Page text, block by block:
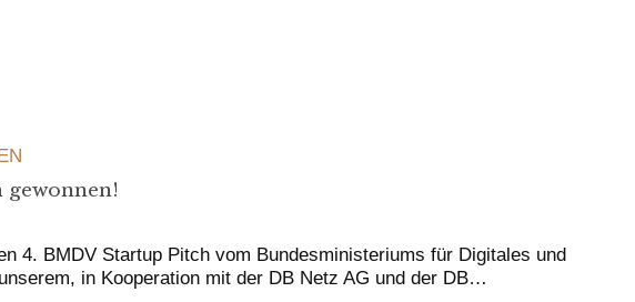
4. BMDV Startup Pitch vom Bundesministeriums für Digitales und
in Kooperation mit der DB Netz AG und der DB…